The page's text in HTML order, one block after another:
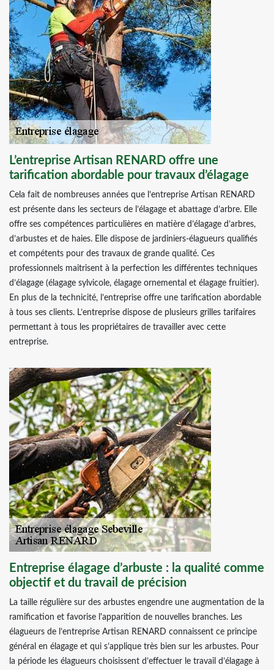
L’entreprise Artisan RENARD offre une
tarification abordable pour travaux d’élagage
Cela fait de nombreuses années que l’entreprise Artisan RENARD
est présente dans les secteurs de l’élagage et abattage d’arbre. Elle
offre ses compétences particulières en matière d’élagage d’arbres,
d’arbustes et de haies. Elle dispose de jardiniers-élagueurs qualifiés
et compétents pour des travaux de grande qualité. Ces
professionnels maitrisent à la perfection les différentes techniques
d’élagage (élagage sylvicole, élagage ornemental et élagage fruitier).
En plus de la technicité, l’entreprise offre une tarification abordable
à tous ses clients. L’entreprise dispose de plusieurs grilles tarifaires
permettant à tous les propriétaires de travailler avec cette
entreprise.
Entreprise élagage d’arbuste : la qualité comme
objectif et du travail de précision
La taille régulière sur des arbustes engendre une augmentation de la
ramification et favorise l'apparition de nouvelles branches. Les
élagueurs de l’entreprise Artisan RENARD connaissent ce principe
général en élagage et qui s’applique très bien sur les arbustes. Pour
la période les élagueurs choisissent d’effectuer le travail d’élagage à